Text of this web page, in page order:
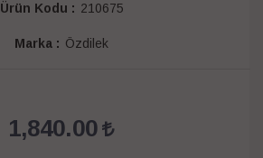
Ürün Kodu : 210675
Marka : Özdilek
1,840.00